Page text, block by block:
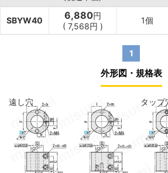
SBYW40 6,880円
( 7,568円 )
1個
1
外形図・規格表
遠し穴 タップ